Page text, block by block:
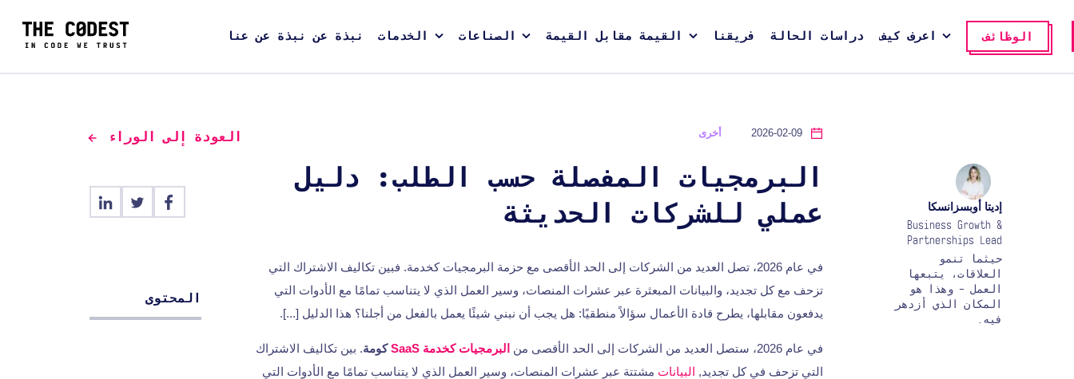
نبذة عن نبذة عن عنا الخدمات الصناعات القيمة مقابل القيمة فريقنا دراسات الحالة اعرف كيف الوظائف
العودة إلى الوراء
المحتوى
2026-02-09 أخرى
البرمجيات المفصلة حسب الطلب: دليل
عملي للشركات الحديثة
إديتا أوبسزانسكا
Business Growth &
Partnerships Lead
حيثما تنمو
العلاقات، يتبعها
العمل - وهذا هو
المكان الذي أزدهر
فيه.
في عام 2026، تصل العديد من الشركات إلى الحد الأقصى مع حزمة البرمجيات كخدمة. فبين تكاليف الاشتراك التي
تزحف مع كل تجديد، والبيانات المبعثرة عبر عشرات المنصات، وسير العمل الذي لا يتناسب تمامًا مع الأدوات التي
يدفعون مقابلها، يطرح قادة الأعمال سؤالاً منطقيًا: هل يجب أن نبني شيئًا يعمل بالفعل من أجلنا؟ هذا الدليل [...].
في عام 2026، ستصل العديد من الشركات إلى الحد الأقصى من البرمجيات كخدمة SaaS كومة. بين تكاليف الاشتراك
التي تزحف في كل تجديد, البيانات مشتتة عبر عشرات المنصات، وسير العمل الذي لا يتناسب تمامًا مع الأدوات التي